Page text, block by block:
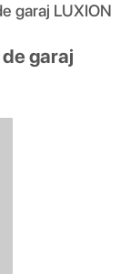
garaj LUXION
garaj